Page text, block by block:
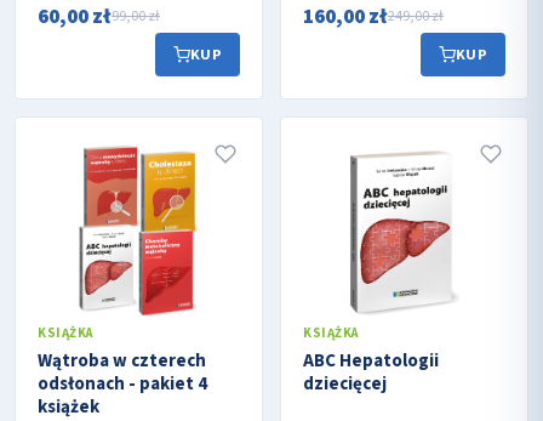
60,00 zł99,00 zł
KUP
160,00 zł249,00 zł
KUP
KSIĄŻKA
Wątroba w czterech
odsłonach - pakiet 4
książek
KSIĄŻKA
ABC Hepatologii
dziecięcej